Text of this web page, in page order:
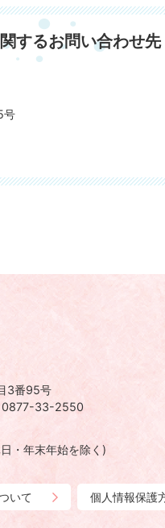
するお問い合わせ先
号
3番95号
0877-33-2550
・年末年始を除く)
いて 個人情報保護